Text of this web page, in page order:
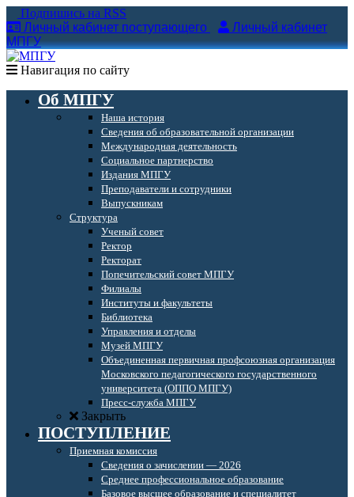
Подпишись на RSS
Личный кабинет поступающего
Личный кабинет
МПГУ
Навигация по сайту
Об МПГУ
Наша история
Сведения об образовательной организации
Международная деятельность
Социальное партнерство
Издания МПГУ
Преподаватели и сотрудники
Выпускникам
Структура
Ученый совет
Ректор
Ректорат
Попечительский совет МПГУ
Филиалы
Институты и факультеты
Библиотека
Управления и отделы
Музей МПГУ
Объединенная первичная профсоюзная организация
Московского педагогического государственного
университета (ОППО МПГУ)
Пресс-служба МПГУ
Закрыть
ПОСТУПЛЕНИЕ
Приемная комиссия
Сведения о зачислении — 2026
Среднее профессиональное образование
Базовое высшее образование и специалитет